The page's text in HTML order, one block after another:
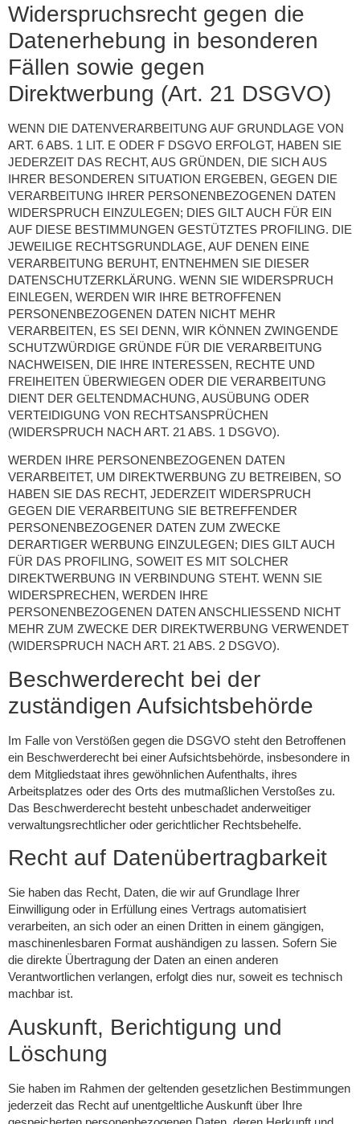
Widerspruchsrecht gegen die
Datenerhebung in besonderen
Fällen sowie gegen
Direktwerbung (Art. 21 DSGVO)
WENN DIE DATENVERARBEITUNG AUF GRUNDLAGE VON
ART. 6 ABS. 1 LIT. E ODER F DSGVO ERFOLGT, HABEN SIE
JEDERZEIT DAS RECHT, AUS GRÜNDEN, DIE SICH AUS
IHRER BESONDEREN SITUATION ERGEBEN, GEGEN DIE
VERARBEITUNG IHRER PERSONENBEZOGENEN DATEN
WIDERSPRUCH EINZULEGEN; DIES GILT AUCH FÜR EIN
AUF DIESE BESTIMMUNGEN GESTÜTZTES PROFILING. DIE
JEWEILIGE RECHTSGRUNDLAGE, AUF DENEN EINE
VERARBEITUNG BERUHT, ENTNEHMEN SIE DIESER
DATENSCHUTZERKLÄRUNG. WENN SIE WIDERSPRUCH
EINLEGEN, WERDEN WIR IHRE BETROFFENEN
PERSONENBEZOGENEN DATEN NICHT MEHR
VERARBEITEN, ES SEI DENN, WIR KÖNNEN ZWINGENDE
SCHUTZWÜRDIGE GRÜNDE FÜR DIE VERARBEITUNG
NACHWEISEN, DIE IHRE INTERESSEN, RECHTE UND
FREIHEITEN ÜBERWIEGEN ODER DIE VERARBEITUNG
DIENT DER GELTENDMACHUNG, AUSÜBUNG ODER
VERTEIDIGUNG VON RECHTSANSPRÜCHEN
(WIDERSPRUCH NACH ART. 21 ABS. 1 DSGVO).
WERDEN IHRE PERSONENBEZOGENEN DATEN
VERARBEITET, UM DIREKTWERBUNG ZU BETREIBEN, SO
HABEN SIE DAS RECHT, JEDERZEIT WIDERSPRUCH
GEGEN DIE VERARBEITUNG SIE BETREFFENDER
PERSONENBEZOGENER DATEN ZUM ZWECKE
DERARTIGER WERBUNG EINZULEGEN; DIES GILT AUCH
FÜR DAS PROFILING, SOWEIT ES MIT SOLCHER
DIREKTWERBUNG IN VERBINDUNG STEHT. WENN SIE
WIDERSPRECHEN, WERDEN IHRE
PERSONENBEZOGENEN DATEN ANSCHLIESSEND NICHT
MEHR ZUM ZWECKE DER DIREKTWERBUNG VERWENDET
(WIDERSPRUCH NACH ART. 21 ABS. 2 DSGVO).
Beschwerde­recht bei der
zuständigen Aufsichts­behörde
Im Falle von Verstößen gegen die DSGVO steht den Betroffenen
ein Beschwerderecht bei einer Aufsichtsbehörde, insbesondere in
dem Mitgliedstaat ihres gewöhnlichen Aufenthalts, ihres
Arbeitsplatzes oder des Orts des mutmaßlichen Verstoßes zu.
Das Beschwerderecht besteht unbeschadet anderweitiger
verwaltungsrechtlicher oder gerichtlicher Rechtsbehelfe.
Recht auf Daten­übertrag­barkeit
Sie haben das Recht, Daten, die wir auf Grundlage Ihrer
Einwilligung oder in Erfüllung eines Vertrags automatisiert
verarbeiten, an sich oder an einen Dritten in einem gängigen,
maschinenlesbaren Format aushändigen zu lassen. Sofern Sie
die direkte Übertragung der Daten an einen anderen
Verantwortlichen verlangen, erfolgt dies nur, soweit es technisch
machbar ist.
Auskunft, Berichtigung und
Löschung
Sie haben im Rahmen der geltenden gesetzlichen Bestimmungen
jederzeit das Recht auf unentgeltliche Auskunft über Ihre